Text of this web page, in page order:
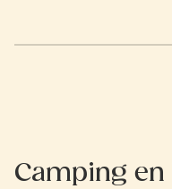
Camping en